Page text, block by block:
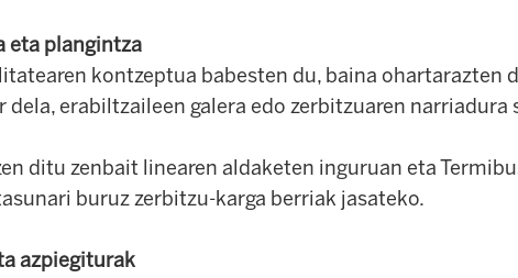
eta plangintza
kontzeptua babesten du, baina ohartarazten
dela, erabiltzaileen galera edo zerbitzuaren narriadura
ditu zenbait linearen aldaketen inguruan eta
buruz zerbitzu-karga berriak jasateko.
azpiegiturak